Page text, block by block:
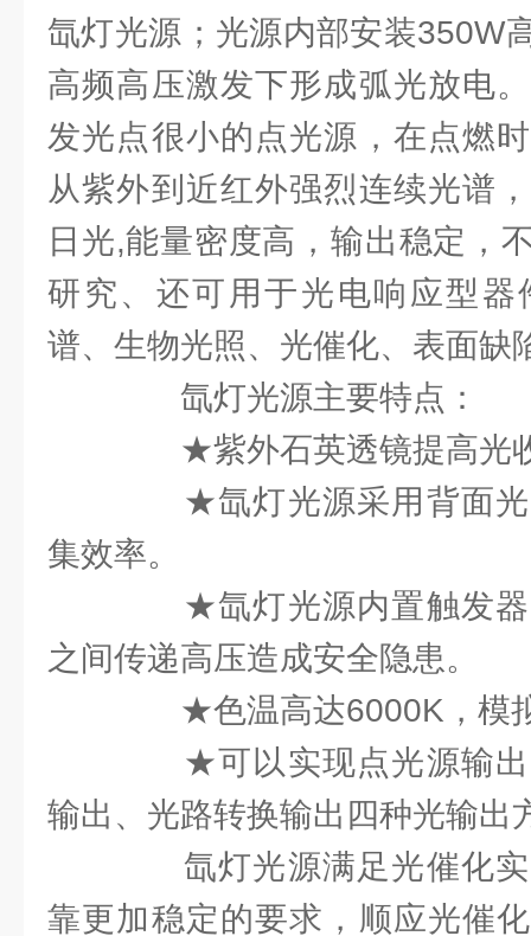
氙灯光源；光源内部安装350W
高频高压激发下形成弧光放电
发光点很小的点光源，在点燃
从紫外到近红外强烈连续光谱
日光,能量密度高，输出稳定，
研究、还可用于光电响应型器
谱、生物光照、光催化、表面缺
氙灯光源主要特点：
★紫外石英透镜提高光
★氙灯光源采用背面光
集效率。
★氙灯光源内置触发器
之间传递高压造成安全隐患。
★色温高达6000K，模
★可以实现点光源输出
输出、光路转换输出四种光输出
氙灯光源满足光催化实
靠更加稳定的要求，顺应光催